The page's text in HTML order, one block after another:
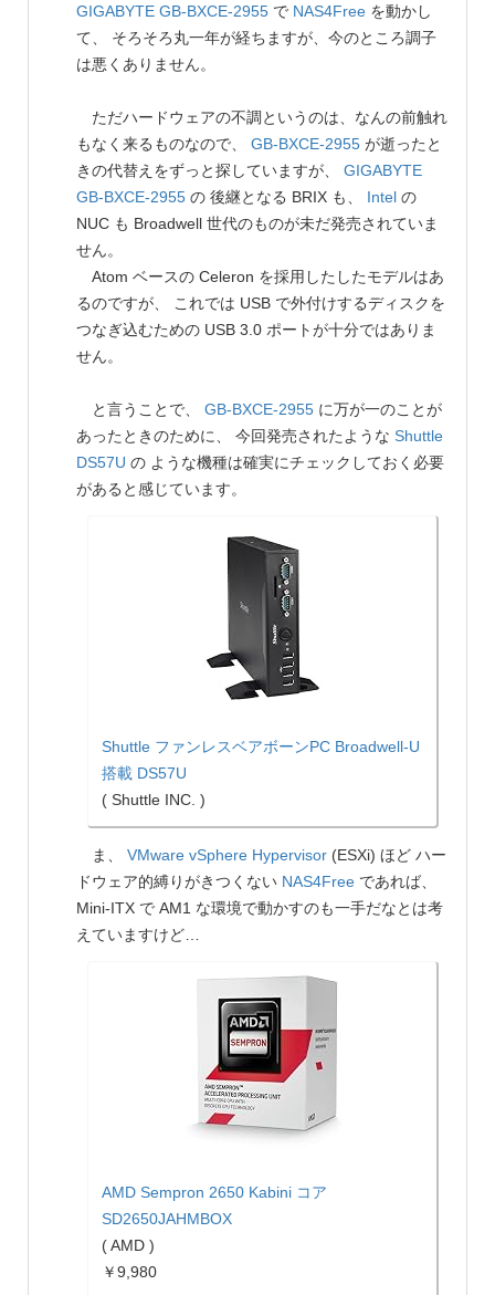
GIGABYTE GB-BXCE-2955 で NAS4Free を動かし
て、 そろそろ丸一年が経ちますが、今のところ調子
は悪くありません。
ただハードウェアの不調というのは、なんの前触れ
もなく来るものなので、 GB-BXCE-2955 が逝ったと
きの代替えをずっと探していますが、 GIGABYTE
GB-BXCE-2955 の 後継となる BRIX も、 Intel の
NUC も Broadwell 世代のものが未だ発売されていま
せん。
Atom ベースの Celeron を採用したしたモデルはあ
るのですが、 これでは USB で外付けするディスクを
つなぎ込むための USB 3.0 ポートが十分ではありま
せん。
と言うことで、 GB-BXCE-2955 に万が一のことが
あったときのために、 今回発売されたような Shuttle
DS57U の ような機種は確実にチェックしておく必要
があると感じています。
Shuttle ファンレスベアボーンPC Broadwell-U
搭載 DS57U
( Shuttle INC. )
ま、 VMware vSphere Hypervisor (ESXi) ほど ハー
ドウェア的縛りがきつくない NAS4Free であれば、
Mini-ITX で AM1 な環境で動かすのも一手だなとは考
えていますけど…
AMD Sempron 2650 Kabini コア
SD2650JAHMBOX
( AMD )
￥9,980